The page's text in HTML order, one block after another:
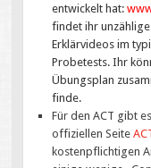
entwickelt hat:
findet ihr
Erklärvideos im
Probetests. Ihr
Übungsplan
finde.
Für den ACT gibt
offiziellen Seite
kostenpflichtigen